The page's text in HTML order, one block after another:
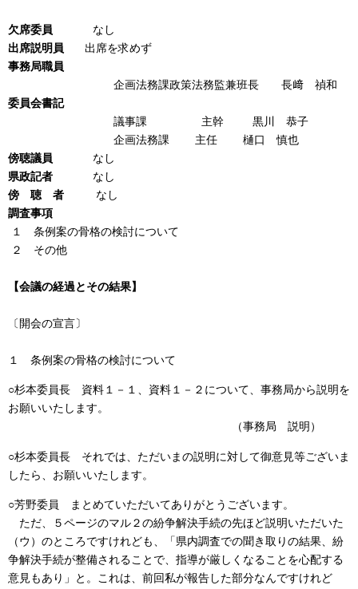
欠席委員 なし
出席説明員 出席を求めず
事務局職員
企画法務課政策法務監兼班長 長﨑 禎和
委員会書記
議事課 主幹 黒川 恭子
企画法務課 主任 樋口 慎也
傍聴議員 なし
県政記者 なし
傍 聴 者 なし
調査事項
１ 条例案の骨格の検討について
２ その他
【会議の経過とその結果】
〔開会の宣言〕
１ 条例案の骨格の検討について
○杉本委員長 資料１－１、資料１－２について、事務局から説明を
お願いいたします。
（事務局 説明）
○杉本委員長 それでは、ただいまの説明に対して御意見等ございま
したら、お願いいたします。
○芳野委員
まとめていただいてありがとうございます。
ただ、５ページのマル２の紛争解決手続の先ほど説明いただいた
（ウ）のところですけれども、「県内調査での聞き取りの結果、紛
争解決手続が整備されることで、指導が厳しくなることを心配する
意見もあり」と。これは、前回私が報告した部分なんですけれど